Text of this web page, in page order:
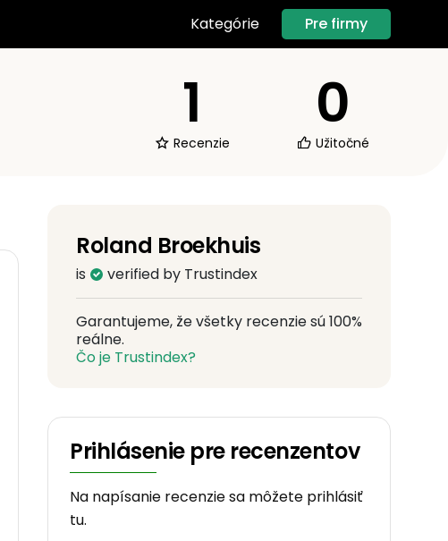
Kategórie Pre firmy
1
Recenzie
0
Užitočné
Roland Broekhuis
is verified by Trustindex
Garantujeme, že všetky recenzie sú 100%
reálne.
Čo je Trustindex?
Prihlásenie pre recenzentov
Na napísanie recenzie sa môžete prihlásiť
tu.